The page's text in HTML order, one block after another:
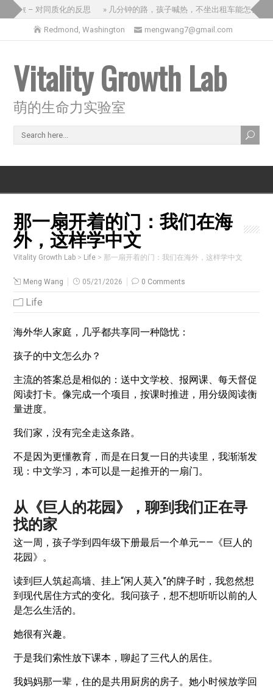
之旅 – 对同质化的反思 » 几分钟的路，孩子喊热，不坐出租车能怎么办？
Redmond, Washington mengwang7@gmail.com
Vitality Growth Lab
萌的生命力实验室
那一扇开着的门：我们在海
外，这样学中文
Vitality Growth Lab > Life > 那一扇开着的门：我们在海外，这样学中文
Meng Wang 05/21/2026 0 Comments
Life
海外华人家庭，几乎都共享同一种隐忧：
孩子的中文怎么办？
主流的答案总是相似的：送中文学校、报网课、每天督促
阅读打卡。像完成一个项目，按课时推进，用分级阅读衡
量进度。
我们家，没有完全走这条路。
不是因为更懂教育，而是在日复一日的共读里，我渐渐发
现：中文学习，本可以是一起推开的一扇门。
从《巨人的花园》，聊到我们正在寻
找的家
这一周，孩子学到四年级下册最后一个单元——《巨人的
花园》。
读到巨人筑起高墙、挂上“闲人莫入”的牌子时，我忽然想
到现代居住方式的变化。我问孩子，想不想听听以前的人
是怎么生活的。
她很有兴趣。
于是我们索性放下课本，聊起了三代人的居住。
我妈妈那一辈，住的是共用厨房的房子。她小时候放学回